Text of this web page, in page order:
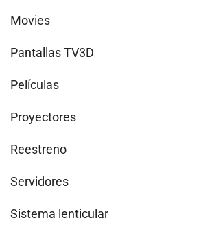
Movies
Pantallas TV3D
Películas
Proyectores
Reestreno
Servidores
Sistema lenticular